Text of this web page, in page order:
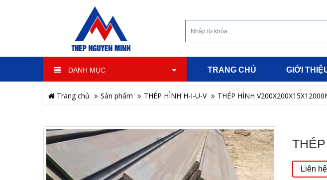
DANH MỤC TRANG CHỦ GIỚI
Trang chủ Sản phẩm THÉP HÌNH H-I-U-V THÉP HÌNH
Liên hệ